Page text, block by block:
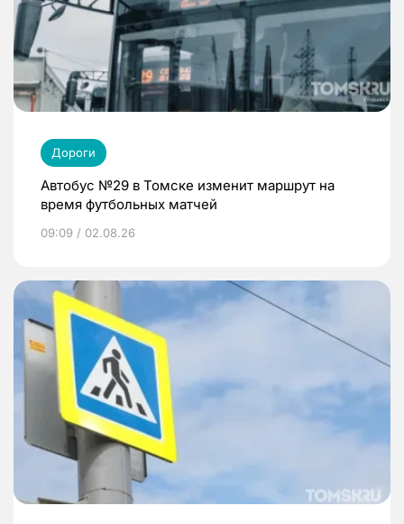
Дороги
Автобус №29 в Томске изменит маршрут на
время футбольных матчей
09:09 / 02.08.26